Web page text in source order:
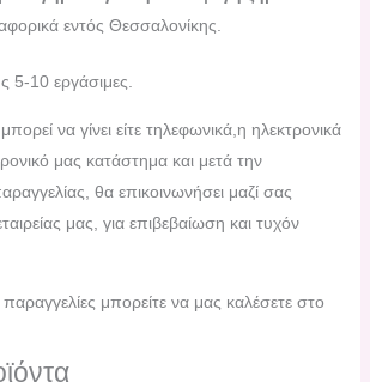
εντός Θεσσαλονίκης.
10 εργάσιμες.
να γίνει είτε τηλεφωνικά,η ηλεκτρονικά
μας κατάστημα και μετά την
θα επικοινωνήσει μαζί σας
μας, για επιβεβαίωση και τυχόν
μπορείτε να μας καλέσετε στο